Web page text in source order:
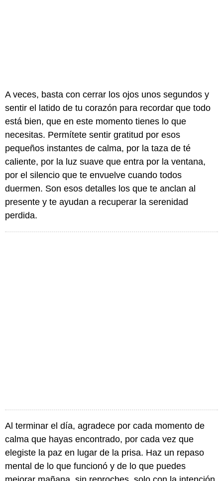
A veces, basta con cerrar los ojos unos segundos y
sentir el latido de tu corazón para recordar que todo
está bien, que en este momento tienes lo que
necesitas. Permítete sentir gratitud por esos
pequeños instantes de calma, por la taza de té
caliente, por la luz suave que entra por la ventana,
por el silencio que te envuelve cuando todos
duermen. Son esos detalles los que te anclan al
presente y te ayudan a recuperar la serenidad
perdida.
Al terminar el día, agradece por cada momento de
calma que hayas encontrado, por cada vez que
elegiste la paz en lugar de la prisa. Haz un repaso
mental de lo que funcionó y de lo que puedes